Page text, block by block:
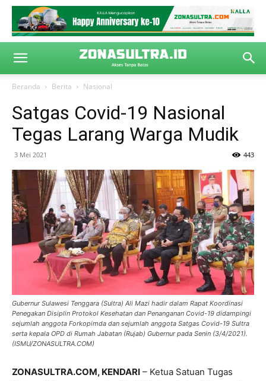
Beranda Berita Nasional
Satgas Covid-19 Nasional
Tegas Larang Warga Mudik
3 Mei 2021 443
Gubernur Sulawesi Tenggara (Sultra) Ali Mazi hadir dalam Rapat Koordinasi
Penegakan Disiplin Protokol Kesehatan dan Penanganan Covid-19 didampingi
sejumlah anggota Forkopimda dan sejumlah anggota Satgas Covid-19 Sultra
serta kepala OPD di Rumah Jabatan (Rujab) Gubernur pada Senin (3/4/2021).
(ISMU/ZONASULTRA.COM)
ZONASULTRA.COM, KENDARI – Ketua Satuan Tugas